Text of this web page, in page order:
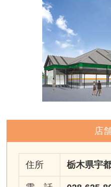
店
住所 栃木県宇